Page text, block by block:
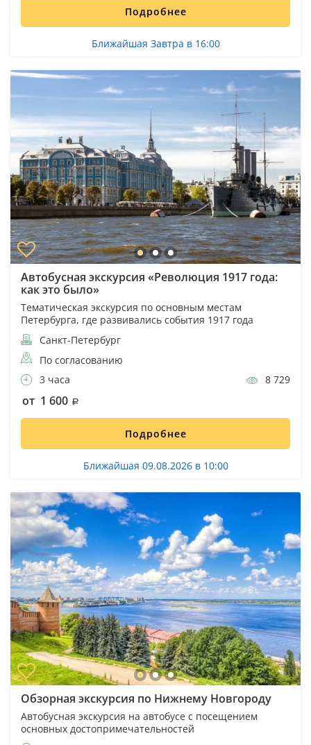
Подробнее
Ближайшая Завтра в 16:00
Автобусная экскурсия «Революция 1917 года:
как это было»
Тематическая экскурсия по основным местам
Петербурга, где развивались события 1917 года
Санкт-Петербург
По согласованию
3 часа
8 729
от 1 600
Подробнее
Ближайшая 09.08.2026 в 10:00
Обзорная экскурсия по Нижнему Новгороду
Автобусная экскурсия на автобусе с посещением
основных достопримечательностей